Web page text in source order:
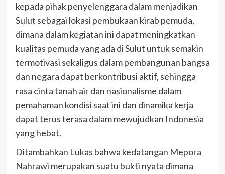
kepada pihak penyelenggara dalam menjadikan
Sulut sebagai lokasi pembukaan kirab pemuda,
dimana dalam kegiatan ini dapat meningkatkan
kualitas pemuda yang ada di Sulut untuk semakin
termotivasi sekaligus dalam pembangunan bangsa
dan negara dapat berkontribusi aktif, sehingga
rasa cinta tanah air dan nasionalisme dalam
pemahaman kondisi saat ini dan dinamika kerja
dapat terus terasa dalam mewujudkan Indonesia
yang hebat.
Ditambahkan Lukas bahwa kedatangan Mepora
Nahrawi merupakan suatu bukti nyata dimana